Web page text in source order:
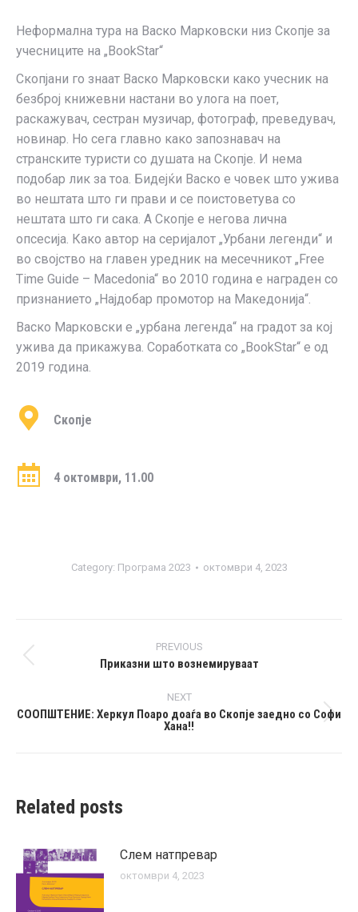
Неформална тура на Васко Марковски низ Скопје за
учесниците на „BookStar“
Скопјани го знаат Васко Марковски како учесник на
безброј книжевни настани во улога на поет,
раскажувач, сестран музичар, фотограф, преведувач,
новинар. Но сега главно како запознавач на
странските туристи со душата на Скопје. И нема
подобар лик за тоа. Бидејќи Васко е човек што ужива
во нештата што ги прави и се поистоветува со
нештата што ги сака. А Скопје е негова лична
опсесија. Како автор на серијалот „Урбани легенди“ и
во својство на главен уредник на месечникот „Free
Time Guide – Macedonia“ во 2010 година e награден со
признанието „Најдобар промотор на Македонија“.
Васко Марковски е „урбана легенда“ на градот за кој
ужива да прикажува. Соработката со „BookStar“ е од
2019 година.
Скопје
4 октомври, 11.00
Category: Програма 2023 октомври 4, 2023
Post
navigation
PREVIOUS
Previous
Приказни што вознемируваат
NEXT
Next
СООПШТЕНИЕ: Херкул Поаро доаѓа во Скопје заедно со Софи
Хана!!
Related posts
Слем натпревар
октомври 4, 2023